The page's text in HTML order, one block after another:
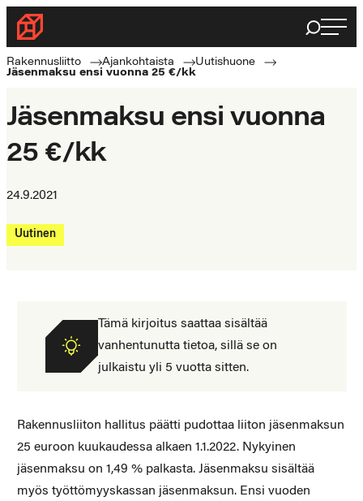
Siirry
suoraan
sisältöön
Rakennusliitto
Rakennusalan
ammattilaisten
Haku
Rakennusliitto Ajankohtaista
Uutishuone
Jäsenmaksu ensi vuonna 25 €/kk
Jäsenmaksu ensi vuonna
25 €/kk
24.9.2021
Uutinen
Tämä kirjoitus saattaa sisältää
vanhentunutta tietoa, sillä se on
julkaistu yli 5 vuotta sitten.
Rakennusliiton hallitus päätti pudottaa liiton jäsenmaksun
25 euroon kuukaudessa alkaen 1.1.2022. Nykyinen
jäsenmaksu on 1,49 % palkasta. Jäsenmaksu sisältää
myös työttömyyskassan jäsenmaksun. Ensi vuoden